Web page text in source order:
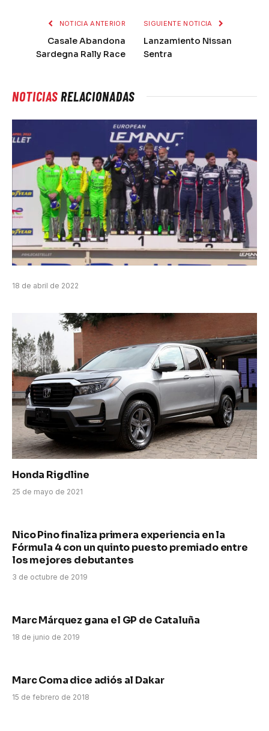
NOTICIA ANTERIOR
Casale Abandona
Sardegna Rally Race
SIGUIENTE NOTICIA
Lanzamiento Nissan
Sentra
NOTICIASRELACIONADAS
18 de abril de 2022
Honda Rigdline
25 de mayo de 2021
Nico Pino finaliza primera experiencia en la
Fórmula 4 con un quinto puesto premiado entre
los mejores debutantes
3 de octubre de 2019
Marc Márquez gana el GP de Cataluña
18 de junio de 2019
Marc Coma dice adiós al Dakar
15 de febrero de 2018